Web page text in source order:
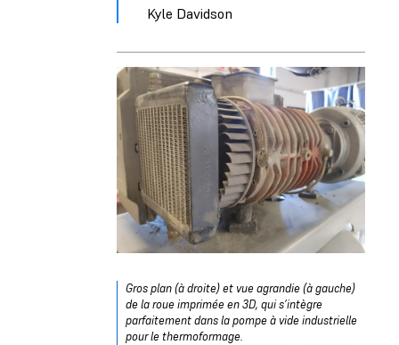
Kyle Davidson
Gros plan (à droite) et vue agrandie (à gauche)
de la roue imprimée en 3D, qui s’intègre
parfaitement dans la pompe à vide industrielle
pour le thermoformage.